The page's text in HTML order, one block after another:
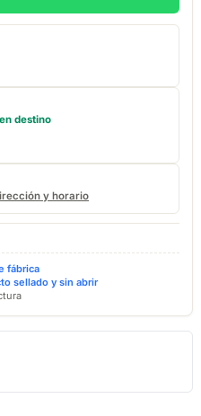
destino
y horario
fábrica
sellado y sin abrir